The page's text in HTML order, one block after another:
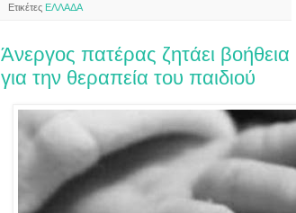
Ετικέτες ΕΛΛΑΔΑ
Άνεργος πατέρας ζητάει βοήθεια
για την θεραπεία του παιδιού